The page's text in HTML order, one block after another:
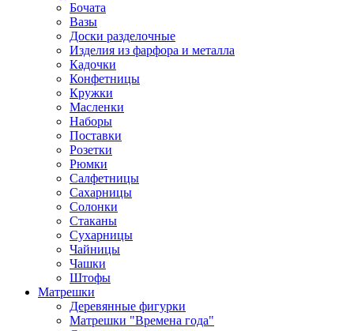
Бочата
Вазы
Доски разделочные
Изделия из фарфора и металла
Кадочки
Конфетницы
Кружки
Масленки
Наборы
Поставки
Розетки
Рюмки
Салфетницы
Сахарницы
Солонки
Стаканы
Сухарницы
Чайницы
Чашки
Штофы
Матрешки
Деревянные фигурки
Матрешки "Времена года"